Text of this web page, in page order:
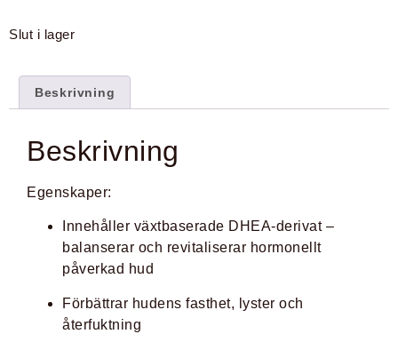
Slut i lager
Beskrivning
Beskrivning
Egenskaper:
Innehåller växtbaserade DHEA-derivat –
balanserar och revitaliserar hormonellt
påverkad hud
Förbättrar hudens fasthet, lyster och
återfuktning